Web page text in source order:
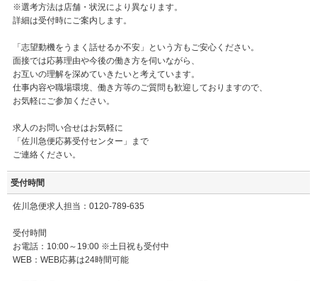
※選考方法は店舗・状況により異なります。
詳細は受付時にご案内します。
「志望動機をうまく話せるか不安」という方もご安心ください。
面接では応募理由や今後の働き方を伺いながら、
お互いの理解を深めていきたいと考えています。
仕事内容や職場環境、働き方等のご質問も歓迎しておりますので、
お気軽にご参加ください。
求人のお問い合せはお気軽に
「佐川急便応募受付センター」まで
ご連絡ください。
受付時間
佐川急便求人担当：0120-789-635
受付時間
お電話：10:00～19:00 ※土日祝も受付中
WEB：WEB応募は24時間可能